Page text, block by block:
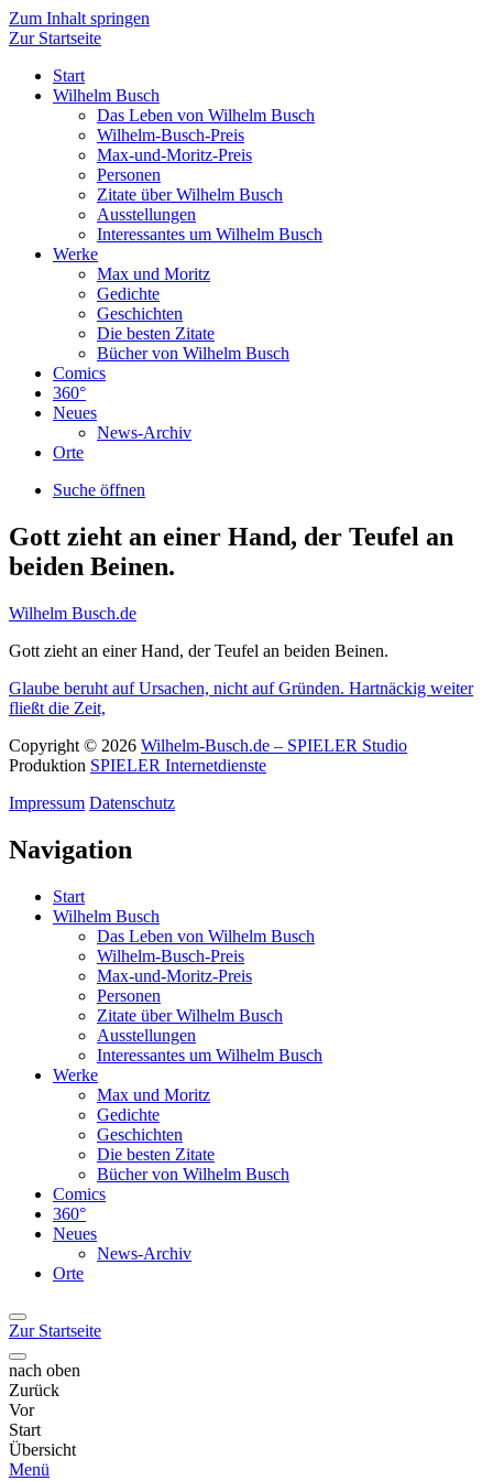
Zum Inhalt springen
Zur Startseite
Start
Wilhelm Busch
Das Leben von Wilhelm Busch
Wilhelm-Busch-Preis
Max-und-Moritz-Preis
Personen
Zitate über Wilhelm Busch
Ausstellungen
Interessantes um Wilhelm Busch
Werke
Max und Moritz
Gedichte
Geschichten
Die besten Zitate
Bücher von Wilhelm Busch
Comics
360°
Neues
News-Archiv
Orte
Suche öffnen
Gott zieht an einer Hand, der Teufel an
beiden Beinen.
Wilhelm Busch.de
Gott zieht an einer Hand, der Teufel an beiden Beinen.
Glaube beruht auf Ursachen, nicht auf Gründen. Hartnäckig weiter
fließt die Zeit,
Copyright © 2026 Wilhelm-Busch.de – SPIELER Studio
Produktion SPIELER Internetdienste
Impressum Datenschutz
Navigation
Start
Wilhelm Busch
Das Leben von Wilhelm Busch
Wilhelm-Busch-Preis
Max-und-Moritz-Preis
Personen
Zitate über Wilhelm Busch
Ausstellungen
Interessantes um Wilhelm Busch
Werke
Max und Moritz
Gedichte
Geschichten
Die besten Zitate
Bücher von Wilhelm Busch
Comics
360°
Neues
News-Archiv
Orte
Zur Startseite
nach oben
Zurück
Vor
Start
Übersicht
Menü